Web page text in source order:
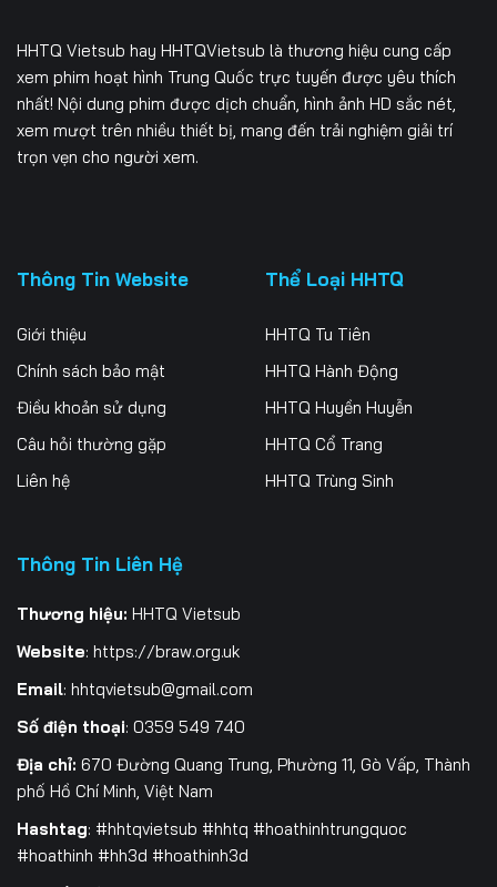
235 236 237
238 239 240
241
HHTQ Vietsub hay HHTQVietsub là thương hiệu cung cấp
xem phim hoạt hình Trung Quốc trực tuyến được yêu thích
nhất! Nội dung phim được dịch chuẩn, hình ảnh HD sắc nét,
xem mượt trên nhiều thiết bị, mang đến trải nghiệm giải trí
trọn vẹn cho người xem.
Thông Tin Website
Giới thiệu
Chính sách bảo mật
Điều khoản sử dụng
Câu hỏi thường gặp
Liên hệ
Thể Loại HHTQ
HHTQ Tu Tiên
HHTQ Hành Động
HHTQ Huyền Huyễn
HHTQ Cổ Trang
HHTQ Trùng Sinh
Thông Tin Liên Hệ
Thương hiệu: HHTQ Vietsub
Website: https://braw.org.uk
Email: hhtqvietsub@gmail.com
Số điện thoại: 0359 549 740
Địa chỉ: 670 Đường Quang Trung, Phường 11, Gò Vấp, Thành
phố Hồ Chí Minh, Việt Nam
Hashtag: #hhtqvietsub #hhtq #hoathinhtrungquoc
#hoathinh #hh3d #hoathinh3d